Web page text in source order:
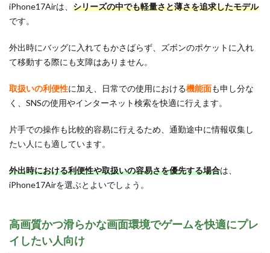
iPhone17Airは、 シリーズの中でも軽量さと薄さを追求したモデル
です。
外出時にバッグに入れてもかさばらず、ズボンのポケットに入れ
て移動する際にも支障はありません。
取扱いの利便性に加え、日常での使用における機能面も申し分な
く、SNSの使用やインターネット検索を快適に行えます。
片手での操作も比較的容易に行えるため、通勤途中に情報収集し
たい人にも適しています。
外出時における利便性や取扱いの容易さを優先する場合は、
iPhone17Airを選ぶとよいでしょう。
高画質かつ滑らかな画面環境でゲームを快適にプレ
イしたい人向け